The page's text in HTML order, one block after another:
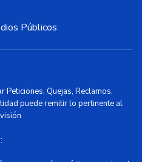
Públicos
Peticiones, Quejas, Reclamos,
puede remitir lo pertinente al